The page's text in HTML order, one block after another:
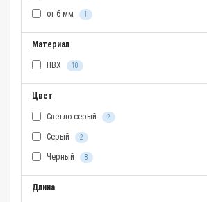
от 6 мм 1
Материал
ПВХ 10
Цвет
Светло-серый 2
Серый 2
Черный 8
Длина